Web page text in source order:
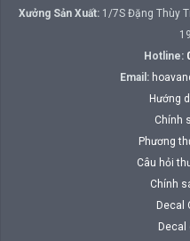
Xưởng Sản Xuất: 1/7S Đặng Thùy
Hotline:
Email:
Hướng
Chính
Phương
Câu hỏi
Chính
Decal
Decal